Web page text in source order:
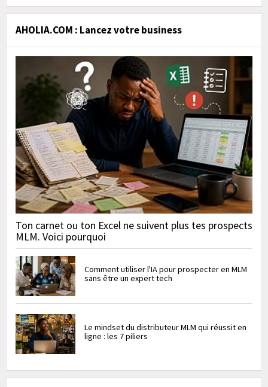
AHOLIA.COM : Lancez votre business
Ton carnet ou ton Excel ne suivent plus tes prospects
MLM. Voici pourquoi
Comment utiliser l'IA pour prospecter en MLM
sans être un expert tech
Le mindset du distributeur MLM qui réussit en
ligne : les 7 piliers